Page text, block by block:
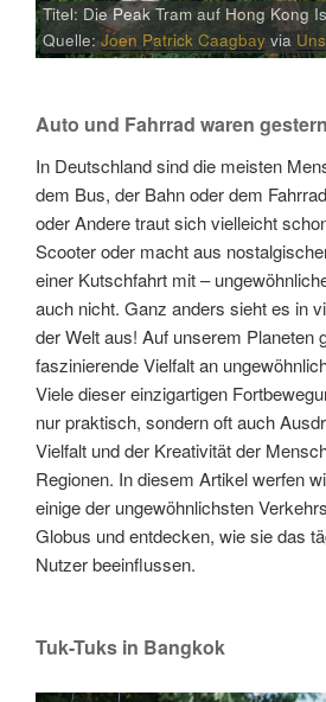
Titel: Die Peak Tram auf Hong Kong
Quelle:Joen Patrick Caagbayvia
Auto und Fahrrad waren
In Deutschland sind die meisten
dem Bus, der Bahn oder dem
oder Andere traut sich vielleicht
Scooter oder macht aus
einer Kutschfahrt mit –
auch nicht. Ganz anders sieht es in
der Welt aus! Auf unserem Planeten
faszinierende Vielfalt an
Viele dieser einzigartigen
nur praktisch, sondern oft auch
Vielfalt und der Kreativität der
Regionen. In diesem Artikel werfen
einige der ungewöhnlichsten
Globus und entdecken, wie sie das
Nutzer beeinflussen.
Tuk-Tuks in Bangkok